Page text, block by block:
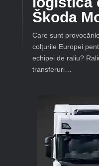
Škoda
Care sunt
colțurile Europei
echipei de raliu?
transferuri…